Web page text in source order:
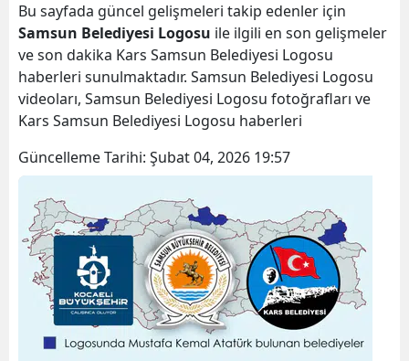
Balıkesir
Bilecik
Bingöl
Bitlis
Bolu
Bursa
Çanakkale
Çankırı
Çorum
Bu sayfada güncel gelişmeleri takip edenler için
Samsun Belediyesi Logosu ile ilgili en son gelişmeler
ve son dakika Kars Samsun Belediyesi Logosu
haberleri sunulmaktadır. Samsun Belediyesi Logosu
videoları, Samsun Belediyesi Logosu fotoğrafları ve
Kars Samsun Belediyesi Logosu haberleri
Güncelleme Tarihi: Şubat 04, 2026 19:57